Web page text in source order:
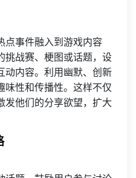
点事件融入到游戏内容
挑战赛、梗图或话题，设
动内容。利用幽默、创新
味性和传播性。这样不仅
发他们的分享欲望，扩大